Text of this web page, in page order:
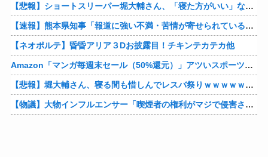
【悲報】ショートスリーパー堀大輔さん、「寝た方がいい」などと誹謗中傷され配信中に泣き出してしまう
【速報】熊本県知事「報道に強い不満・苦情が寄せられている」→TBSの報道特集がまさにそれな件他
【ネオポルテ】昏昏アリア３Dお披露目！チキンテカテカ他
Amazon「マンガ毎週末セール（50%還元）」アツいスポーツマンガ祭り最終日到来！！！他
【悲報】堀大輔さん、寝る間も惜しんでレスバ祭りｗｗｗｗｗｗｗｗｗｗｗｗｗｗｗｗｗｗｗｗｗｗｗｗ他
【物議】大物インフルエンサー「喫煙者の権利がマジで侵害されてる。いくら税金払ってるんだ」他